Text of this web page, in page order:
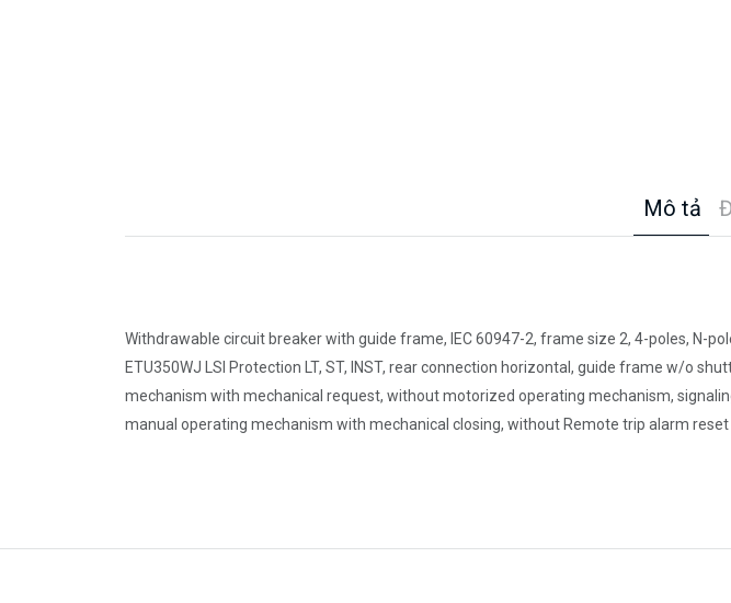
Mô tả
Withdrawable circuit breaker with guide frame, IEC 60947-2, frame size 2, 4-poles, N-
ETU350WJ LSI Protection LT, ST, INST, rear connection horizontal, guide frame w/o
mechanism with mechanical request, without motorized operating mechanism,
manual operating mechanism with mechanical closing, without Remote trip alarm